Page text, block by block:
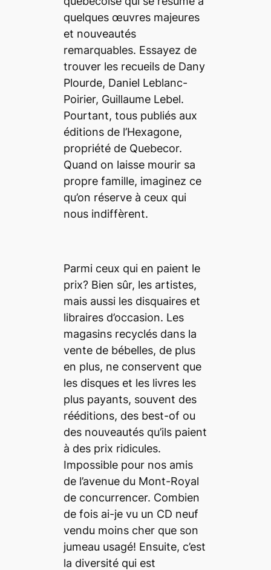
quelques œuvres majeures
et nouveautés
remarquables. Essayez de
trouver les recueils de Dany
Plourde, Daniel Leblanc-
Poirier, Guillaume Lebel.
Pourtant, tous publiés aux
éditions de l’Hexagone,
propriété de Quebecor.
Quand on laisse mourir sa
propre famille, imaginez ce
qu’on réserve à ceux qui
nous indiffèrent.
Parmi ceux qui en paient le
prix? Bien sûr, les artistes,
mais aussi les disquaires et
libraires d’occasion. Les
magasins recyclés dans la
vente de bébelles, de plus
en plus, ne conservent que
les disques et les livres les
plus payants, souvent des
rééditions, desbest-of ou
des nouveautés qu’ils paient
à des prix ridicules.
Impossible pour nos amis
de l’avenue du Mont-Royal
de concurrencer. Combien
de fois ai-je vu un CD neuf
vendu moins cher que son
jumeau usagé! Ensuite, c’est
la diversité qui est